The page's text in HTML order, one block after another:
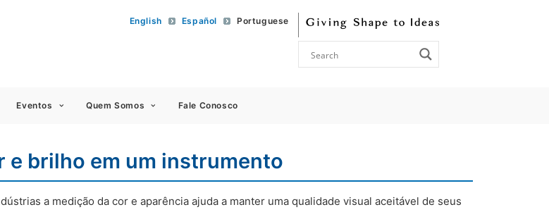
English Español Portuguese
Eventos Quem Somos Fale Conosco
e brilho em um instrumento
a medição da cor e aparência ajuda a manter uma qualidade visual aceitável de seus